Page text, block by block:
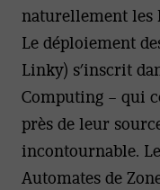
naturellement les
Le déploiement
Linky) s’inscrit
Computing – qui
près de leur
incontournable. Le
Automates de